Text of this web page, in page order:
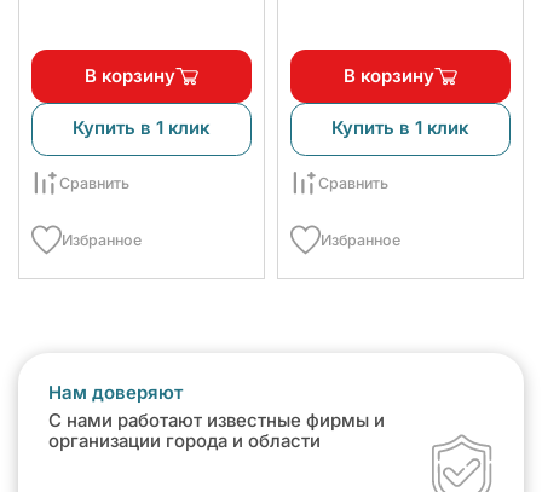
В корзину
Купить в 1 клик
Сравнить
Избранное
В корзину
Купить в 1 клик
Сравнить
Избранное
Нам доверяют
С нами работают известные фирмы и
организации города и области